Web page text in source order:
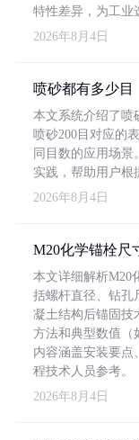
特性差异，为工业
2026年8月4日
喷砂都有多少目
本文系统介绍了喷
喷砂200目对应的
同目数的应用场景
实践，帮助用户根
2026年8月4日
M20化学锚栓尺
本文详细解析M20
括螺杆直径、钻孔
凝土结构后锚固技
方法和典型数值（
内容涵盖安装要点
程技术人员参考。
2026年8月4日